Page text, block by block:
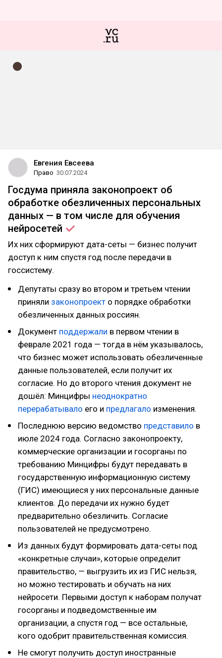
Евгения Евсеева
Право 30.07.2024
Госдума приняла законопроект об
обработке обезличенных персональных
данных — в том числе для обучения
нейросетей
Их них сформируют дата-сеты — бизнес получит
доступ к ним спустя год после передачи в
госсистему.
Депутаты сразу во втором и третьем чтении
приняли законопроект о порядке обработки
обезличенных данных россиян.
Документ поддержали в первом чтении в
феврале 2021 года — тогда в нём указывалось,
что бизнес может использовать обезличенные
данные пользователей, если получит их
согласие. Но до второго чтения документ не
дошёл: Минцифры неоднократно
перерабатывало его и предлагало изменения.
Последнюю версию ведомство представило в
июле 2024 года. Согласно законопроекту,
коммерческие организации и госорганы по
требованию Минцифры будут передавать в
государственную информационную систему
(ГИС) имеющиеся у них персональные данные
клиентов. До передачи их нужно будет
предварительно обезличить. Согласие
пользователей не предусмотрено.
Из данных будут формировать дата-сеты под
«конкретные случаи», которые определит
правительство, — выгрузить их из ГИС нельзя,
но можно тестировать и обучать на них
нейросети. Первыми доступ к наборам получат
госорганы и подведомственные им
организации, а спустя год — все остальные,
кого одобрит правительственная комиссия.
Не смогут получить доступ иностранные